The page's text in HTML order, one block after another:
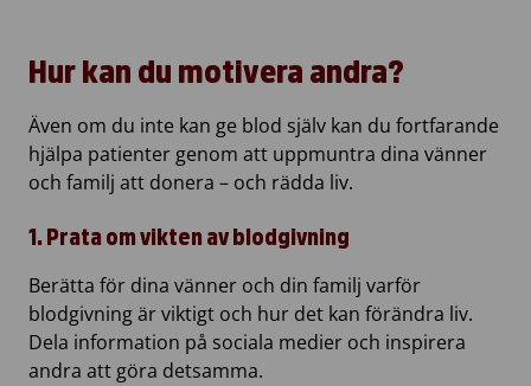
Hur kan du motivera andra?
Även om du inte kan ge blod själv kan du fortfarande
hjälpa patienter genom att uppmuntra dina vänner
och familj att donera – och rädda liv.
1. Prata om vikten av blodgivning
Berätta för dina vänner och din familj varför
blodgivning är viktigt och hur det kan förändra liv.
Dela information på sociala medier och inspirera
andra att göra detsamma.